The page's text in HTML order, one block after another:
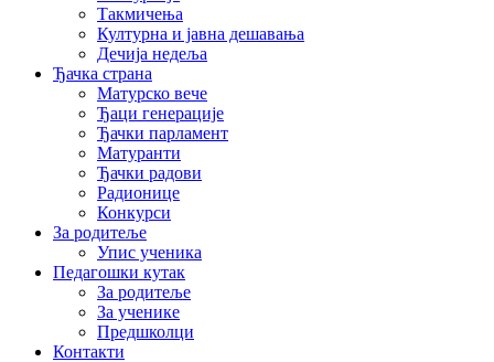
Такмичења
Културна и јавна дешавања
Дечија недеља
Ђачка страна
Матурско вече
Ђаци генерације
Ђачки парламент
Матуранти
Ђачки радови
Радионице
Конкурси
За родитеље
Упис ученика
Педагошки кутак
За родитеље
За ученике
Предшколци
Контакти